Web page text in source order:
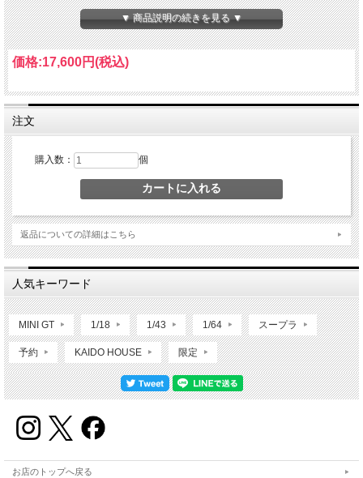
▼ 商品説明の続きを見る ▼
価格:17,600円(税込)
注文
購入数： 個
返品についての詳細はこちら
人気キーワード
MINI GT 1/18 1/43 1/64 スープラ
予約 KAIDO HOUSE 限定
お店のトップへ戻る